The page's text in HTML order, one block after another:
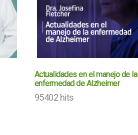
Actualidades en el manejo de la
enfermedad de Alzheimer
95402 hits